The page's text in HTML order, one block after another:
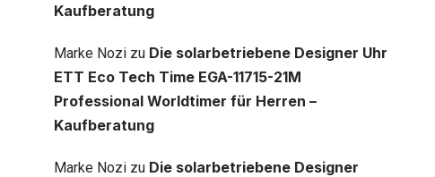
Kaufberatung
Marke Nozizu Die solarbetriebene Designer Uhr
ETT Eco Tech Time EGA-11715-21M
Professional Worldtimer für Herren –
Kaufberatung
Marke Nozizu Die solarbetriebene Designer